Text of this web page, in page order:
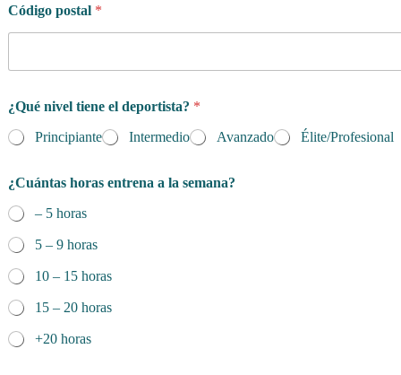
l
p
i
c
a
Código postal *
¿Qué nivel tiene el deportista? *
Principiante
Intermedio Avanzado Élite/Profesional
¿Cuántas horas entrena a la semana?
– 5 horas
5 – 9 horas
10 – 15 horas
15 – 20 horas
+20 horas